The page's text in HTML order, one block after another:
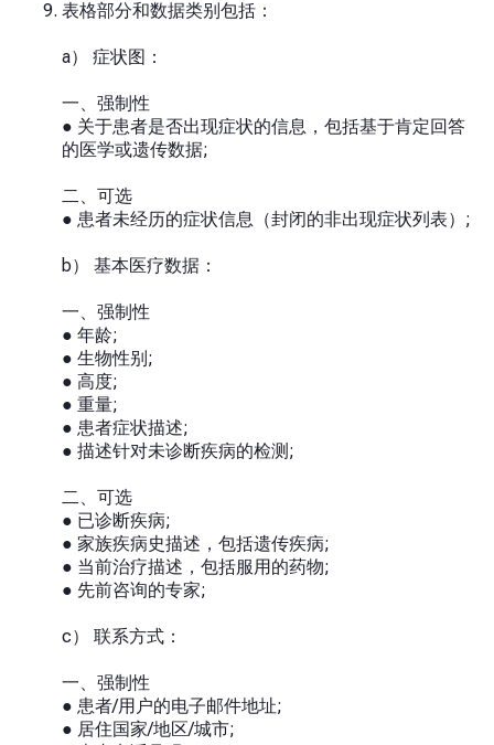
表格部分和数据类别包括：
a） 症状图：
一、强制性
● 关于患者是否出现症状的信息，包括基于肯定回答
的医学或遗传数据;
二、可选
● 患者未经历的症状信息（封闭的非出现症状列表）;
b） 基本医疗数据：
一、强制性
● 年龄;
● 生物性别;
● 高度;
● 重量;
● 患者症状描述;
● 描述针对未诊断疾病的检测;
二、可选
● 已诊断疾病;
● 家族疾病史描述，包括遗传疾病;
● 当前治疗描述，包括服用的药物;
● 先前咨询的专家;
c） 联系方式：
一、强制性
● 患者/用户的电子邮件地址;
● 居住国家/地区/城市;